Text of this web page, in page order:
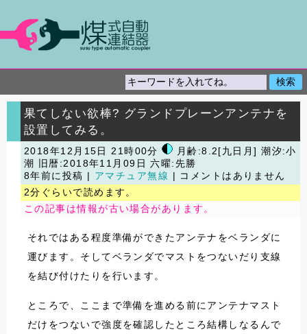
果てしない欲棒? グランドプレーンアンテナを
設置してみる。
2018年12月15日 21時00分
月齢:8.2[九日月] 潮汐:小
潮
旧暦:2018年11月09日 六曜:先勝
8年前に投稿 | アマチュア無線
| コメントはありません
2分ぐらいで読めます。
この記事は情報が古い場合があります。
それではある程度準備ができたアンテナをベランダに
運びます。そしてベランダでマストをつないだり支線
を結び付けたりを行います。
ところで、ここまで準備を進める前にアンテナマスト
だけをつないで強度を確認したところ結構しなるんで